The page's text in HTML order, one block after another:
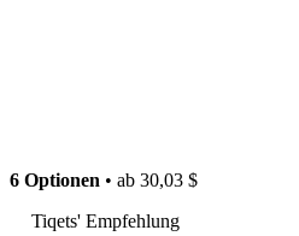
6 Optionen • ab 30,03 $
Tiqets' Empfehlung